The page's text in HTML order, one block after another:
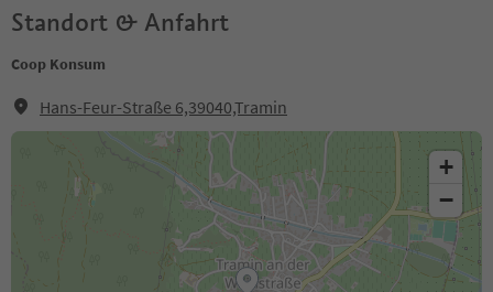
Standort & Anfahrt
Coop Konsum
Hans-Feur-Straße 6,39040,Tramin
+
−